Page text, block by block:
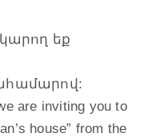
եք
are inviting you to
house” from the